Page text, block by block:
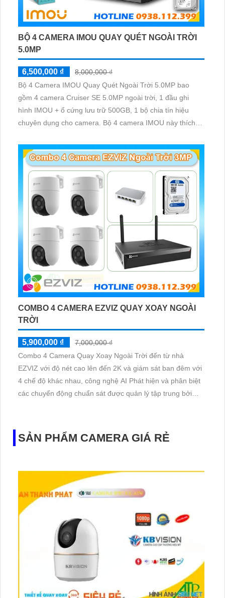
BỘ 4 CAMERA IMOU QUAY QUÉT NGOÀI TRỜI
5.0MP
6,500,000 ₫
8,000,000 ₫
Bộ 4 Camera IMOU Quay Quét Ngoài Trời 5.0MP bao
gồm 4 camera Cruiser SE 5.0MP ngoài trời, 1 đầu ghi
hình IMOU + ổ cứng lưu trữ 500GB, 1 bộ chia tín hiệu
chuyên dụng cho camera. Bộ 4 camera IMOU này thích
cần giám sát ngoài trời
COMBO 4 CAMERA EZVIZ QUAY XOAY NGOÀI
TRỜI
5,900,000 ₫
7,000,000 ₫
Combo 4 Camera Quay Xoay Ngoài Trời đến từ nhà
EZVIZ với độ nét cao lên đến 2K và giám sát ban đêm với
4 chế độ khác nhau, công nghệ AI Phát hiện và phân biệt
các chuyển động chuẩn sát được quản lý tập trung bởi
SẢN PHẨM CAMERA GIÁ RẺ